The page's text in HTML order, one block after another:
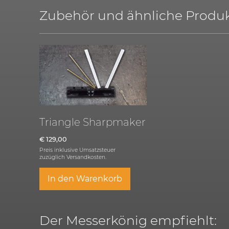
Zubehör und ähnliche
Triangle Sharpmaker
€ 129,00
Preis inklusive Umsatzsteuer
zuzüglichVersandkosten.
In den Warenkorb
Der Messerkönig empfiehlt: